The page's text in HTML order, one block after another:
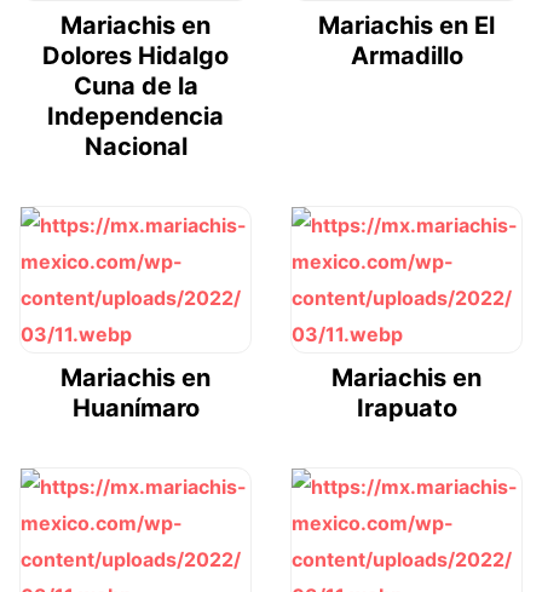
Mariachis en
Dolores Hidalgo
Cuna de la
Independencia
Nacional
Mariachis en El
Armadillo
Mariachis en
Huanímaro
Mariachis en
Irapuato